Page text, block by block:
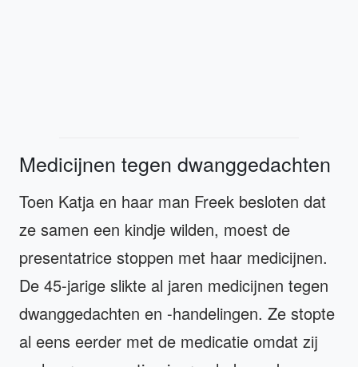
Medicijnen tegen dwanggedachten
Toen Katja en haar man Freek besloten dat
ze samen een kindje wilden, moest de
presentatrice stoppen met haar medicijnen.
De 45-jarige slikte al jaren medicijnen tegen
dwanggedachten en -handelingen. Ze stopte
al eens eerder met de medicatie omdat zij